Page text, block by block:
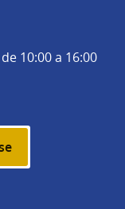
10:00 a 16:00